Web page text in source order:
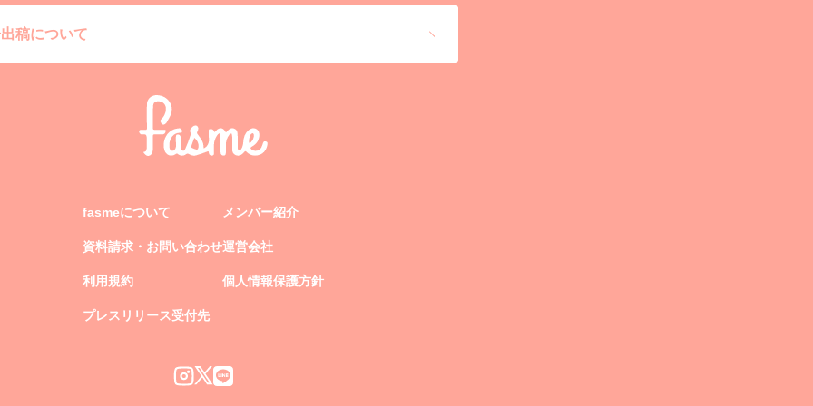
稿について
fasmeについて
資料請求・お問い合わせ
利用規約
プレスリリース受付先
メンバー紹介
運営会社
個人情報保護方針